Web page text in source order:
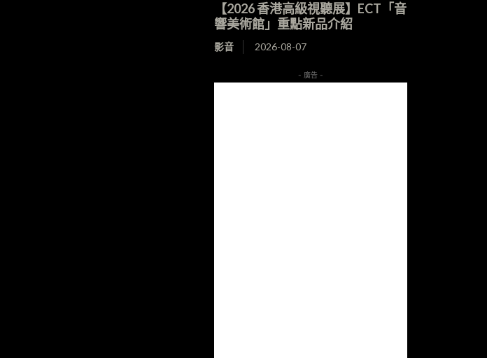
【2026 香港高級視聽展】ECT「音
響美術館」重點新品介紹
影音 2026-08-07
- 廣告 -